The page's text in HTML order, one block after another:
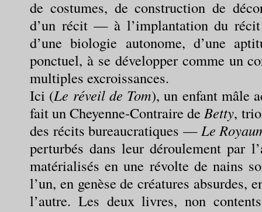
de costumes, de construction de
d’un récit — à l’implantation du
d’une biologie autonome, d’une
ponctuel, à se développer comme un
multiples excroissances.
Ici (Le réveil de Tom), un enfant mâle
fait un Cheyenne-Contraire deBetty,
des récits bureaucratiques —Le
perturbés dans leur déroulement par
matérialisés en une révolte de nains
l’un, en genèse de créatures absurdes,
l’autre. Les deux livres, non